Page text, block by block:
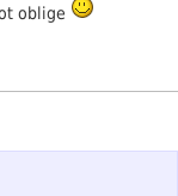
oblige